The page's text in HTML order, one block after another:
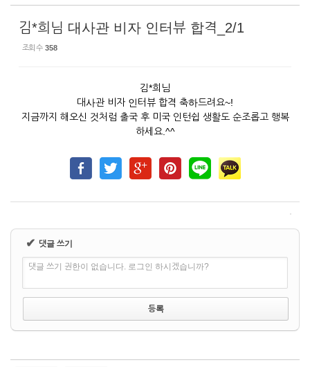
김*희님 대사관 비자 인터뷰 합격_2/1
조회 수 358
김*희님
대사관 비자 인터뷰 합격 축하드려요~!
지금까지 해오신 것처럼 출국 후 미국 인턴쉽 생활도 순조롭고 행복
하세요.^^
✔ 댓글 쓰기
댓글 쓰기 권한이 없습니다. 로그인 하시겠습니까?